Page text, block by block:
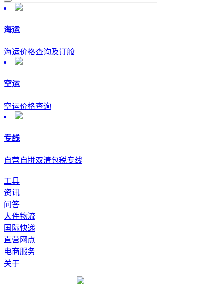
海运
海运价格查询及订舱
空运
空运价格查询
专线
自营自拼双清包税专线
工具
资讯
问答
大件物流
国际快递
直营网点
电商服务
关于